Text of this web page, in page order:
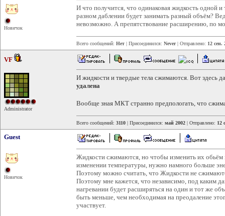
Новичок
И что получится, что одинаковая жидкость одной
разном даблении будет занимать разный объём?
невозможно. А препятствование расширению, по
Всего сообщений: Нет | Присоединился: Never| Отправлено: 12 сен.
VF
Administrator
И жидкости и твердые тела сжимаются. Вот здесь
удалена
Вообще зная МКТ странно предпологать, что
Всего сообщений: 3110 | Присоединился: май 2002 | Отправлено: 12
Guest
Новичок
Жидкости сжимаются, но чтобы изменить их обьём
изменении температуры, нужно намного больше
Поэтому можно считать, что Жидкости не
Поэтому мне кажется, что независимо, под каким
нагревании будет расширяться на один и тот же
быть меньше, чем необходимая на преодаление
участвует.